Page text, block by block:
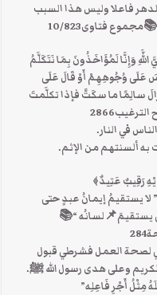
فاعلا وليس هذا السبب
فتاوى10/823
وَإِنَّا لَمُؤَاخَذُونَ بِمَا نَتَكَلَّمُ
عَلَى وُجُوهِهِمْ أَوْ قَالَ عَلَى
سالِمًا ما سكَتَّ فإذا تكلَّمتَ
في النار.
ألسنتهم من الإثم.
رَقِيبٌ عَتِيدٌ﴾
يستقيمُ إيمانُ عبدٍ حتى
يستقيمَ📌لسانُه “📚
لصحة العمل فشرطي قبول
وعلى هدى رسول الله ﷺ.
مِثْلُ أَجْرِ فَاعِلِه”